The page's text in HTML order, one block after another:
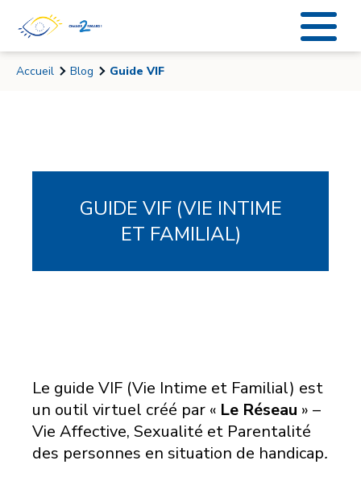
Accueil Blog Guide VIF
GUIDE VIF (VIE INTIME
ET FAMILIAL)
Le guide VIF (Vie Intime et Familial) est
un outil virtuel créé par « Le Réseau » –
Vie Affective, Sexualité et Parentalité
des personnes en situation de handicap.